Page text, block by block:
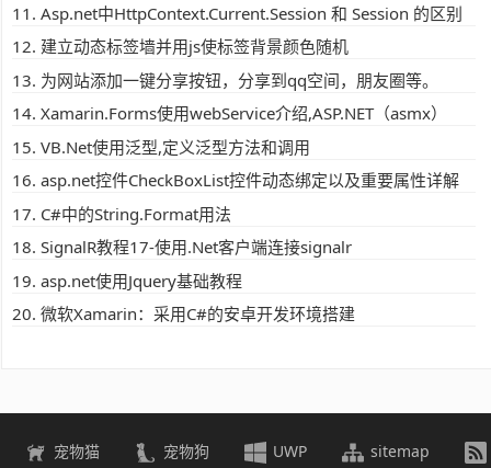
Asp.net中HttpContext.Current.Session 和 Session 的区别
建立动态标签墙并用js使标签背景颜色随机
为网站添加一键分享按钮，分享到qq空间，朋友圈等。
Xamarin.Forms使用webService介绍,ASP.NET（asmx）
VB.Net使用泛型,定义泛型方法和调用
asp.net控件CheckBoxList控件动态绑定以及重要属性详解
C#中的String.Format用法
SignalR教程17-使用.Net客户端连接signalr
asp.net使用Jquery基础教程
微软Xamarin：采用C#的安卓开发环境搭建
宠物猫 宠物狗 UWP
sitemap